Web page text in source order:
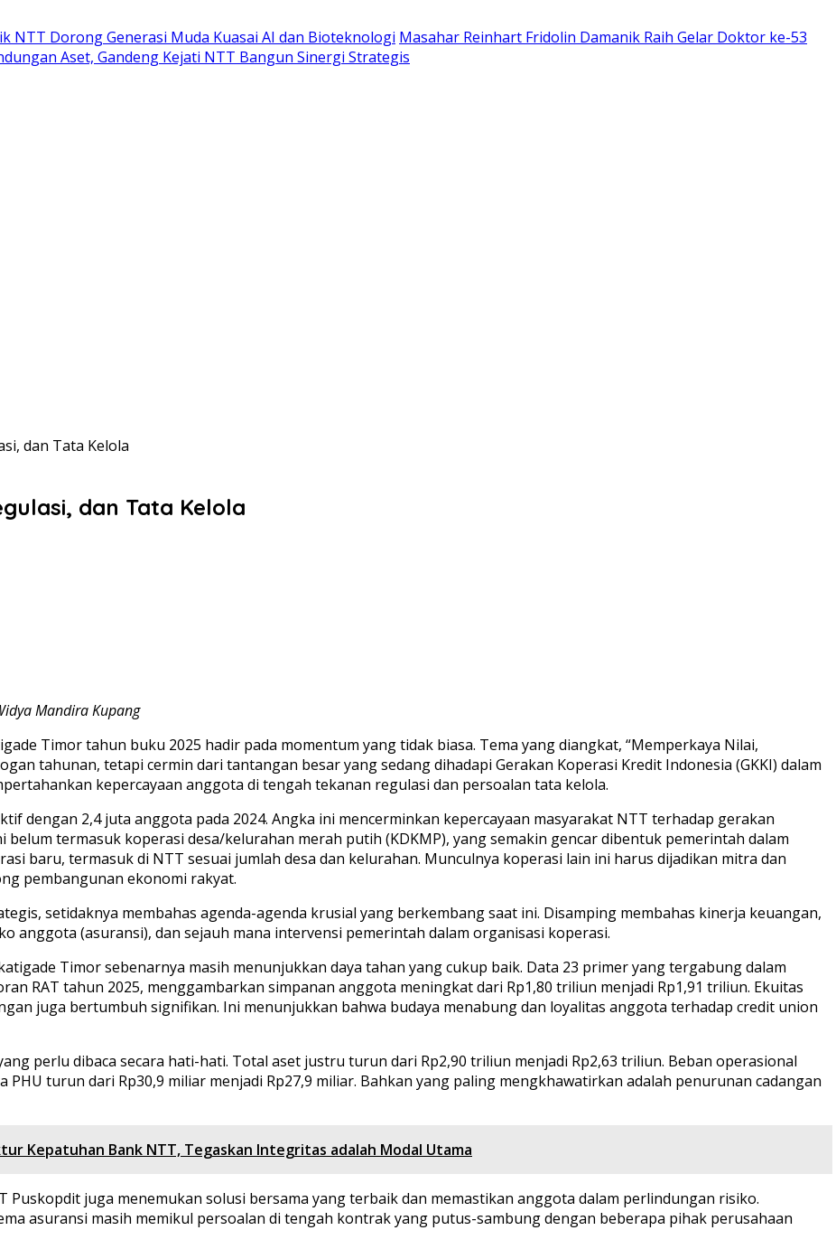
NTT Dorong Generasi Muda Kuasai AI dan Bioteknologi Masahar Reinhart Fridolin Damanik Raih Gelar Doktor ke-53
Aset, Gandeng Kejati NTT Bangun Sinergi Strategis
dan Tata Kelola
dan Tata Kelola
Mandira Kupang
Timor tahun buku 2025 hadir pada momentum yang tidak biasa. Tema yang diangkat, “Memperkaya Nilai,
tahunan, tetapi cermin dari tantangan besar yang sedang dihadapi Gerakan Koperasi Kredit Indonesia (GKKI) dalam
kepercayaan anggota di tengah tekanan regulasi dan persoalan tata kelola.
dengan 2,4 juta anggota pada 2024. Angka ini mencerminkan kepercayaan masyarakat NTT terhadap gerakan
termasuk koperasi desa/kelurahan merah putih (KDKMP), yang semakin gencar dibentuk pemerintah dalam
baru, termasuk di NTT sesuai jumlah desa dan kelurahan. Munculnya koperasi lain ini harus dijadikan mitra dan
pembangunan ekonomi rakyat.
setidaknya membahas agenda-agenda krusial yang berkembang saat ini. Disamping membahas kinerja keuangan,
anggota (asuransi), dan sejauh mana intervensi pemerintah dalam organisasi koperasi.
Timor sebenarnya masih menunjukkan daya tahan yang cukup baik. Data 23 primer yang tergabung dalam
RAT tahun 2025, menggambarkan simpanan anggota meningkat dari Rp1,80 triliun menjadi Rp1,91 triliun. Ekuitas
juga bertumbuh signifikan. Ini menunjukkan bahwa budaya menabung dan loyalitas anggota terhadap credit union
perlu dibaca secara hati-hati. Total aset justru turun dari Rp2,90 triliun menjadi Rp2,63 triliun. Beban operasional
turun dari Rp30,9 miliar menjadi Rp27,9 miliar. Bahkan yang paling mengkhawatirkan adalah penurunan cadangan
Kepatuhan Bank NTT, Tegaskan Integritas adalah Modal Utama
Puskopdit juga menemukan solusi bersama yang terbaik dan memastikan anggota dalam perlindungan risiko.
asuransi masih memikul persoalan di tengah kontrak yang putus-sambung dengan beberapa pihak perusahaan